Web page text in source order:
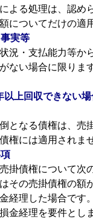
よる処理は、認め
についてだけの適
実等
況・支払能力等か
ない場合に限りま
以上回収できない場
となる債権は、売
権には適用されま
掛債権について次
その売掛債権の額
経理した場合です
金経理を要件とし